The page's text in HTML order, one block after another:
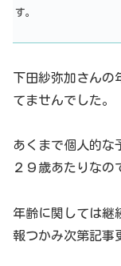
す。
下田紗弥加さんの
てませんでした。
あくまで個人的な
２９歳あたりなの
年齢に関しては継
報つかみ次第記事